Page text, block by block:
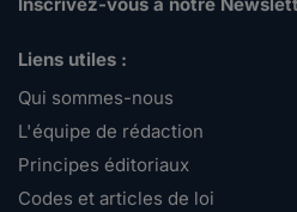
Inscrivez-vous à notre
Liens utiles :
Qui sommes-nous
L'équipe de rédaction
Principes éditoriaux
Codes et articles de loi